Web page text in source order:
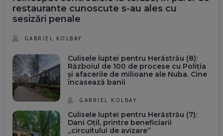
restaurante cunoscute s-au ales cu
sesizări penale
GABRIEL KOLBAY
Culisele luptei pentru Herăstrău (8):
Războiul de 100 de procese cu Poliția
și afacerile de milioane ale Nuba. Cine
încasează banii
GABRIEL KOLBAY
Culisele luptei pentru Herăstrău (7):
Dani Oțil, printre beneficiarii
„circuitului de avizare”